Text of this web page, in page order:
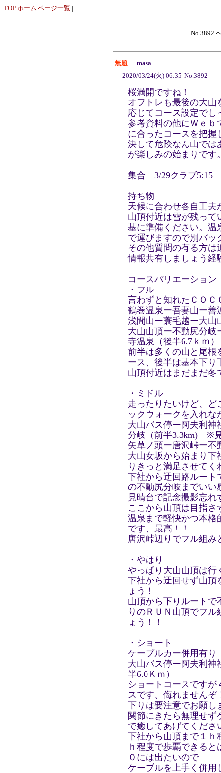
TOP ホーム ページ一覧 |
No.3892
無題 ..masa
2020/03/24(火) 06:35 No.3892
桜満開ですね！
オフトレも最後の大山
応じてコース設定でし
参考資料の他にＷｅｂ
に合ったコースを把握
決して危険なん山では
が楽しみの始まりです
集合 3/29クラブ5:15
持ち物
天候に合わせ各自工夫
山頂付近は雪が残って
基に準備ください。温
で運びますので別バッ
その他質問の有る方は
情報共有しましょう経
コースバリエーション
・フル
言わずと知れたＣＯ
鶴巻温泉ー吾妻山ー善
浅間山ー蓑毛越ー大山
大山山頂ー不動尻分岐
寺温泉（後半6.7ｋｍ）
前半は多くの山と尾根
ース、後半は基本下り
山頂付近はまだまだ冬
・ミドル
走ったりたいけど、ど
ックウォークを入れ
大山バス停ー阿夫利神
分岐（前半3.3km) ※
矢草ノ頭ー唐沢峠ー不
大山女坂から始まり下
りきっと満足させてく
下社から迂回路ルート
の不動尻分岐までいい
見晴台で記念撮影忘れ
ここから山頂は目指さ
温泉まで軽快かつ本格
です、最高！！
唐沢峠辺りでフル組み
・やはり
やっぱり大山山頂は行
下社から迂回せず山頂
ょう！
山頂から下りルートで
りのＲＵＮ山頂でフ
ょう！！
・ショート
ケーブルカー併用有
大山バス停ー阿夫利神
半6.0Ｋｍ）
ショートコースですが
スです、侮れませんぞ
下りは要注意でお願し
関節にきたら無理せず
で癒してあげてくださ
下社から山頂まで１ｈ
ｈ程度で歩覇できる
０には出たいので
ケーブルを上手く併用